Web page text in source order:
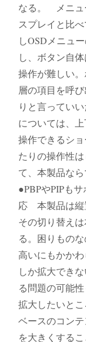
なる。 メニュ
スプレイと比
しOSDメニュ
し、ボタン自
操作が難しい
層の項目を呼
りと言ってい
については、
操作できるシ
たりの操作性
て、本製品な
●PBPやPIPも
応 本製品は縦
その切り替え
る。困りもの
高いにもかか
しか拡大でき
る問題の可能
拡大したいと
ベースのコン
を大きくする